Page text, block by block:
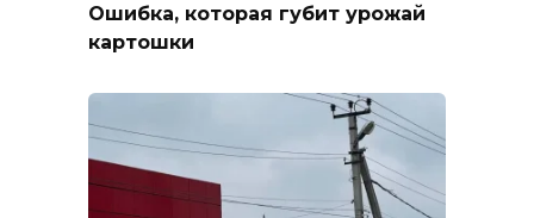
Ошибка, которая губит урожай
картошки